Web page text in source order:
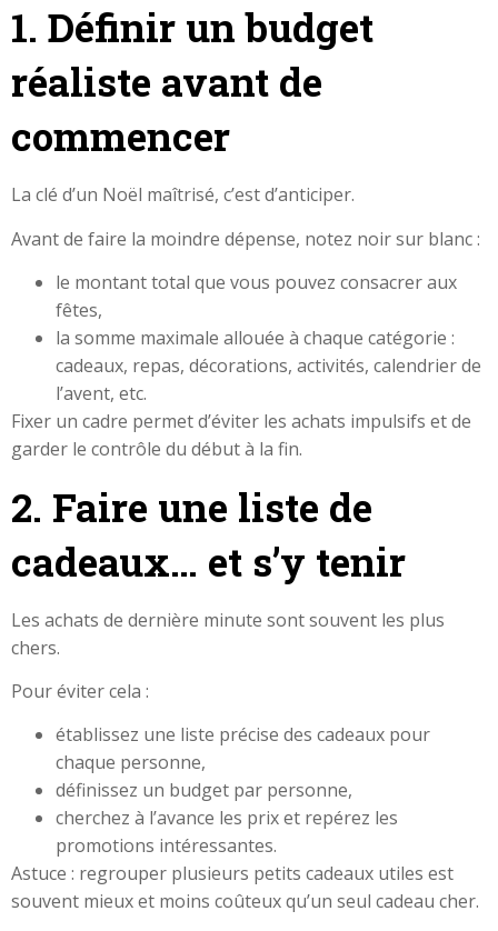
1. Définir un budget
réaliste avant de
commencer
La clé d’un Noël maîtrisé, c’est d’anticiper.
Avant de faire la moindre dépense, notez noir sur blanc :
le montant total que vous pouvez consacrer aux
fêtes,
la somme maximale allouée à chaque catégorie :
cadeaux, repas, décorations, activités, calendrier de
l’avent, etc.
Fixer un cadre permet d’éviter les achats impulsifs et de
garder le contrôle du début à la fin.
2. Faire une liste de
cadeaux… et s’y tenir
Les achats de dernière minute sont souvent les plus
chers.
Pour éviter cela :
établissez une liste précise des cadeaux pour
chaque personne,
définissez un budget par personne,
cherchez à l’avance les prix et repérez les
promotions intéressantes.
Astuce : regrouper plusieurs petits cadeaux utiles est
souvent mieux et moins coûteux qu’un seul cadeau cher.